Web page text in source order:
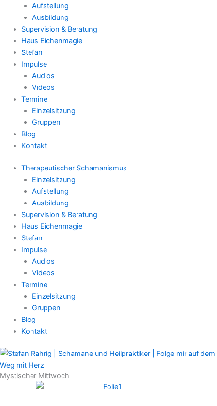
Aufstellung
Ausbildung
Supervision & Beratung
Haus Eichenmagie
Stefan
Impulse
Audios
Videos
Termine
Einzelsitzung
Gruppen
Blog
Kontakt
Therapeutischer Schamanismus
Einzelsitzung
Aufstellung
Ausbildung
Supervision & Beratung
Haus Eichenmagie
Stefan
Impulse
Audios
Videos
Termine
Einzelsitzung
Gruppen
Blog
Kontakt
Mystischer Mittwoch